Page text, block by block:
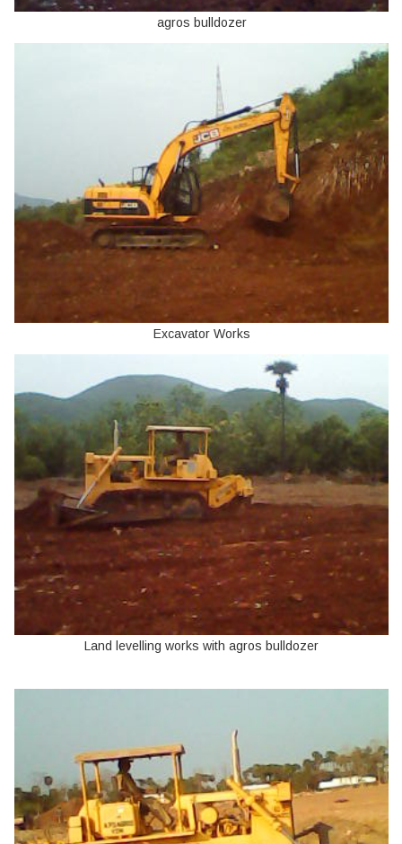
agros bulldozer
Excavator Works
Land levelling works with agros bulldozer